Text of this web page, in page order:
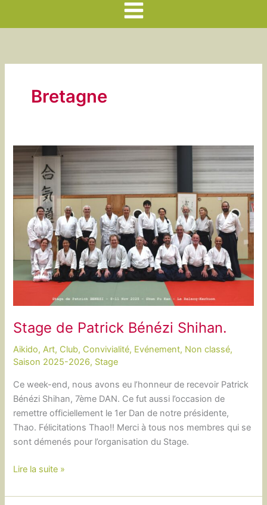
Main
Bretagne
Stage de Patrick Bénézi Shihan.
Aikido,Art, Club, Convivialité, Evénement, Non classé,
Saison 2025-2026, Stage
Ce week-end, nous avons eu l’honneur de recevoir Patrick
Bénézi Shihan, 7ème DAN. Ce fut aussi l’occasion de
remettre officiellement le 1er Dan de notre présidente,
Thao. Félicitations Thao!! Merci à tous nos membres qui se
sont démenés pour l’organisation du Stage.
Stage
Patrick
Lire la suite »